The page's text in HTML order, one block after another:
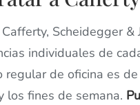
Scheidegger &
individuales de
regular de oficina es
los fines de semana.